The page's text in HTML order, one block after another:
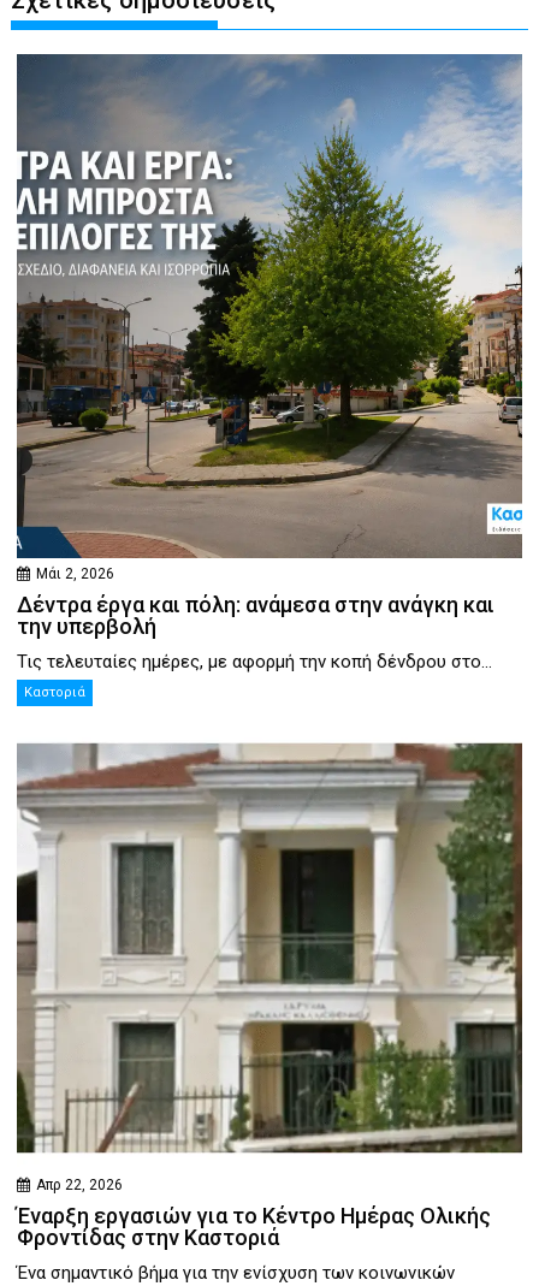
Μάι 2, 2026
Δέντρα έργα και πόλη: ανάμεσα στην ανάγκη και
την υπερβολή
Τις τελευταίες ημέρες, με αφορμή την κοπή δένδρου στο...
Καστοριά
Απρ 22, 2026
Έναρξη εργασιών για το Κέντρο Ημέρας Ολικής
Φροντίδας στην Καστοριά
Ένα σημαντικό βήμα για την ενίσχυση των κοινωνικών